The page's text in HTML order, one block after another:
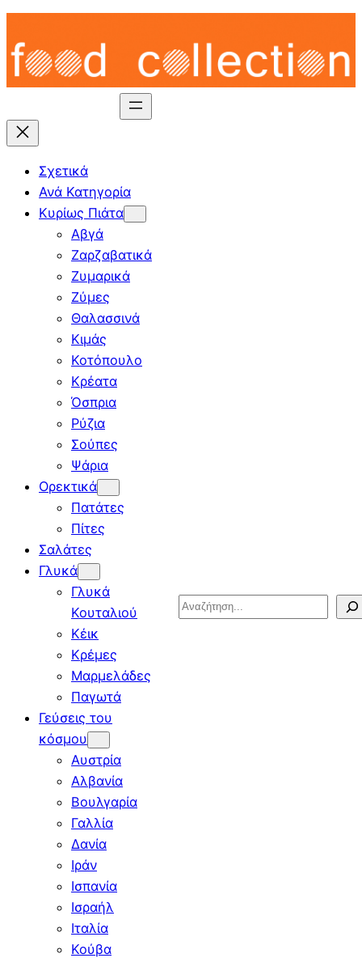
Skip
content
Σχετικά
Ανά Κατηγορία
Κυρίως Πιάτα
Αβγά
Ζαρζαβατικά
Ζυμαρικά
Ζύμες
Θαλασσινά
Κιμάς
Κοτόπουλο
Κρέατα
Όσπρια
Ρύζια
Σούπες
Ψάρια
Ορεκτικά
Πατάτες
Πίτες
Σαλάτες
Γλυκά
Γλυκά
Κουταλιού
Κέικ
Κρέμες
Μαρμελάδες
Παγωτά
Γεύσεις του
κόσμου
Αυστρία
Αλβανία
Βουλγαρία
Γαλλία
Δανία
Ιράν
Ισπανία
Ισραήλ
Ιταλία
Κούβα
Search